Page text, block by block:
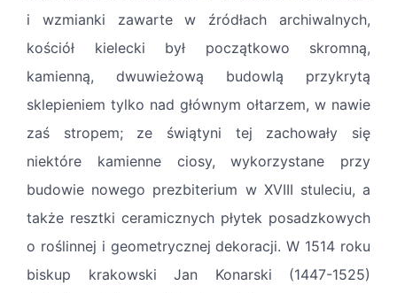
i wzmianki zawarte w źródłach archiwalnych,
kościół kielecki był początkowo skromną,
kamienną, dwuwieżową budowlą przykrytą
sklepieniem tylko nad głównym ołtarzem, w nawie
zaś stropem; ze świątyni tej zachowały się
niektóre kamienne ciosy, wykorzystane przy
budowie nowego prezbiterium w XVIII stuleciu, a
także resztki ceramicznych płytek posadzkowych
o roślinnej i geometrycznej dekoracji. W 1514 roku
biskup krakowski Jan Konarski (1447-1525)